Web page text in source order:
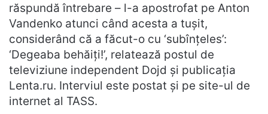
răspundă întrebare – l-a apostrofat pe Anton
Vandenko atunci când acesta a tuşit,
considerând că a făcut-o cu ‘subînţeles’:
‘Degeaba behăiţi!’, relatează postul de
televiziune independent Dojd şi publicaţia
Lenta.ru. Interviul este postat şi pe site-ul de
internet al TASS.